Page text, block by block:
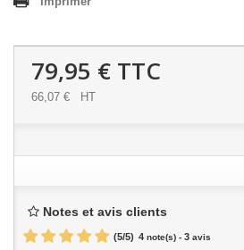
79,95 € TTC
66,07 € HT
Notes et avis clients
(5/5) 4 note(s) - 3 avis